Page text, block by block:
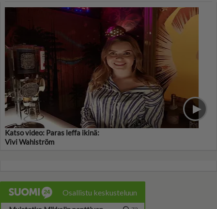
Katso video: Paras leffa ikinä:
Vivi Wahlström